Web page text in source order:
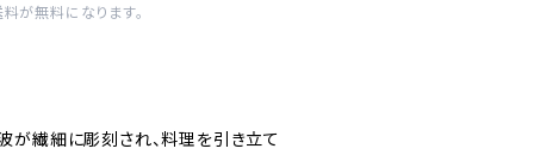
が無料になります。
が繊細に彫刻され、料理を引き立て